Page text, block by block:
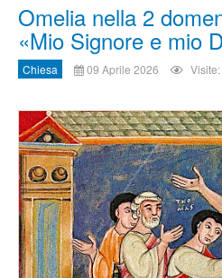
Omelia nella 2
«Mio Signore e mio
Chiesa 09 Aprile 2026 Visite: